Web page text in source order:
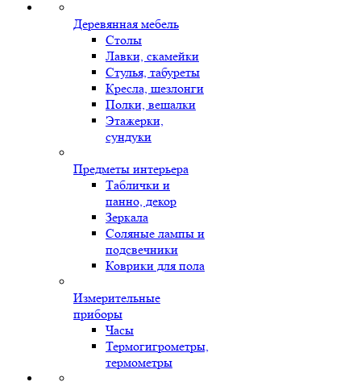
Деревянная мебель
Столы
Лавки, скамейки
Стулья, табуреты
Кресла, шезлонги
Полки, вешалки
Этажерки,
сундуки
Предметы интерьера
Таблички и
панно, декор
Зеркала
Соляные лампы и
подсвечники
Коврики для пола
Измерительные
приборы
Часы
Термогигрометры,
термометры